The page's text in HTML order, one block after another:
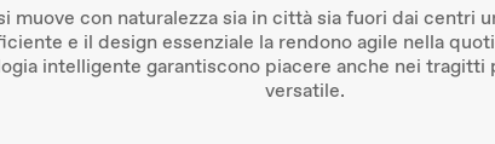
muove con naturalezza sia in città sia fuori dai centri
e il design essenziale la rendono agile nella
intelligente garantiscono piacere anche nei
versatile.